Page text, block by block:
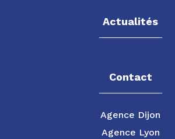
Actualités
Contact
Agence Dijon
Agence Lyon